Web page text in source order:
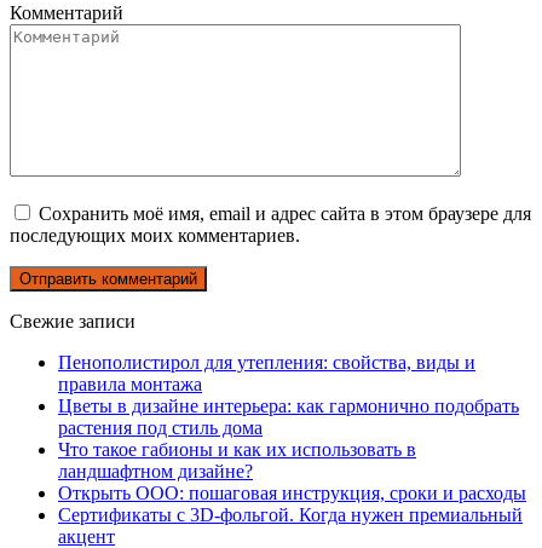
Комментарий
Сохранить моё имя, email и адрес сайта в этом браузере для
последующих моих комментариев.
Свежие записи
Пенополистирол для утепления: свойства, виды и
правила монтажа
Цветы в дизайне интерьера: как гармонично подобрать
растения под стиль дома
Что такое габионы и как их использовать в
ландшафтном дизайне?
Открыть ООО: пошаговая инструкция, сроки и расходы
Сертификаты с 3D-фольгой. Когда нужен премиальный
акцент